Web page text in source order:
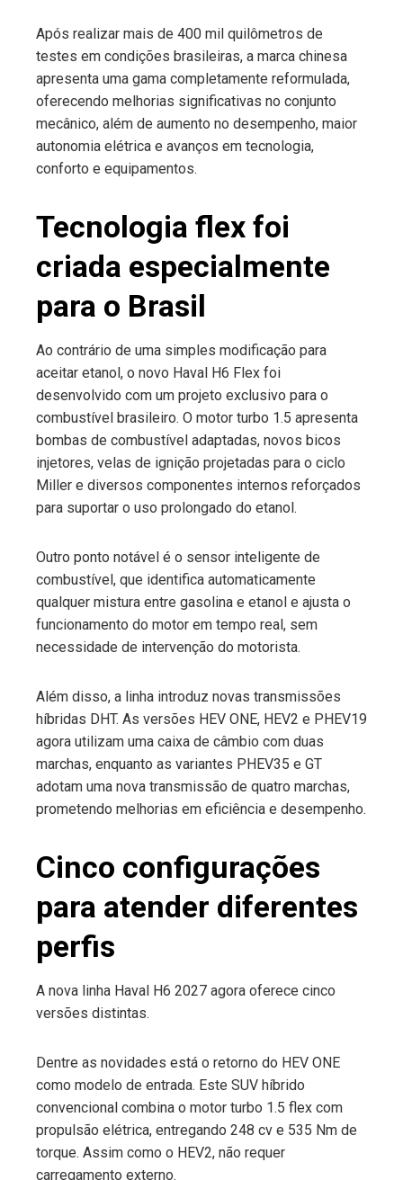
Após realizar mais de 400 mil quilômetros de
testes em condições brasileiras, a marca chinesa
apresenta uma gama completamente reformulada,
oferecendo melhorias significativas no conjunto
mecânico, além de aumento no desempenho, maior
autonomia elétrica e avanços em tecnologia,
conforto e equipamentos.
Tecnologia flex foi
criada especialmente
para o Brasil
Ao contrário de uma simples modificação para
aceitar etanol, o novo Haval H6 Flex foi
desenvolvido com um projeto exclusivo para o
combustível brasileiro. O motor turbo 1.5 apresenta
bombas de combustível adaptadas, novos bicos
injetores, velas de ignição projetadas para o ciclo
Miller e diversos componentes internos reforçados
para suportar o uso prolongado do etanol.
Outro ponto notável é o sensor inteligente de
combustível, que identifica automaticamente
qualquer mistura entre gasolina e etanol e ajusta o
funcionamento do motor em tempo real, sem
necessidade de intervenção do motorista.
Além disso, a linha introduz novas transmissões
híbridas DHT. As versões HEV ONE, HEV2 e PHEV19
agora utilizam uma caixa de câmbio com duas
marchas, enquanto as variantes PHEV35 e GT
adotam uma nova transmissão de quatro marchas,
prometendo melhorias em eficiência e desempenho.
Cinco configurações
para atender diferentes
perfis
A nova linha Haval H6 2027 agora oferece cinco
versões distintas.
Dentre as novidades está o retorno do HEV ONE
como modelo de entrada. Este SUV híbrido
convencional combina o motor turbo 1.5 flex com
propulsão elétrica, entregando 248 cv e 535 Nm de
torque. Assim como o HEV2, não requer
carregamento externo.